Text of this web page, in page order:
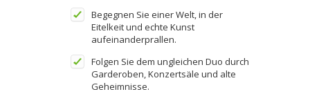
Begegnen Sie einer Welt, in der
Eitelkeit und echte Kunst
aufeinanderprallen.
Folgen Sie dem ungleichen Duo durch
Garderoben, Konzertsäle und alte
Geheimnisse.